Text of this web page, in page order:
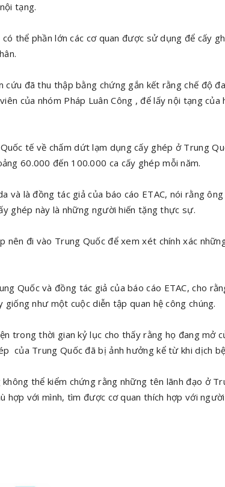
tạng.
thể phần lớn các cơ quan được sử dụng để cấy
cứu đã thu thập bằng chứng gắn kết rằng chế độ
của nhóm Pháp Luân Công , để lấy nội tạng của
tế về chấm dứt lạm dụng cấy ghép ở Trung
60.000 đến 100.000 ca cấy ghép mỗi năm.
và là đồng tác giả của báo cáo ETAC, nói rằng
ghép này là những người hiến tặng thực sự.
nên đi vào Trung Quốc để xem xét chính xác
Quốc và đồng tác giả của báo cáo ETAC, cho
như một cuộc diễn tập quan hệ công chúng.
trong thời gian kỷ lục cho thấy rằng họ đang mở
của Trung Quốc đã bị ảnh hưởng kể từ khi dịch
thể kiểm chứng rằng những tên lãnh đạo ở
hợp với mình, tìm được cơ quan thích hợp với